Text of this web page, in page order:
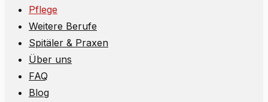
Pflege
Weitere Berufe
Spitäler & Praxen
Über uns
FAQ
Blog